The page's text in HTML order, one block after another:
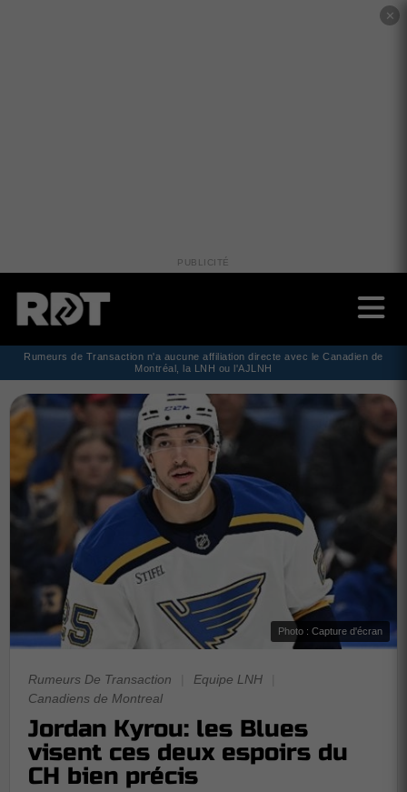
✕
PUBLICITÉ
Rumeurs de Transaction n'a aucune affiliation directe avec le Canadien de
Montréal, la LNH ou l'AJLNH
Photo : Capture d'écran
Rumeurs De Transaction Equipe LNH
Canadiens de Montreal
Jordan Kyrou: les Blues
visent ces deux espoirs du
CH bien précis